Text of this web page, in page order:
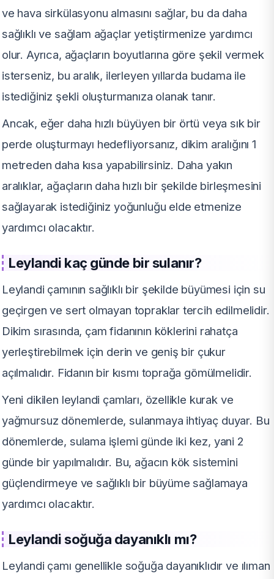
ve hava sirkülasyonu almasını sağlar, bu da daha
sağlıklı ve sağlam ağaçlar yetiştirmenize yardımcı
olur. Ayrıca, ağaçların boyutlarına göre şekil vermek
isterseniz, bu aralık, ilerleyen yıllarda budama ile
istediğiniz şekli oluşturmanıza olanak tanır.
Ancak, eğer daha hızlı büyüyen bir örtü veya sık bir
perde oluşturmayı hedefliyorsanız, dikim aralığını 1
metreden daha kısa yapabilirsiniz. Daha yakın
aralıklar, ağaçların daha hızlı bir şekilde birleşmesini
sağlayarak istediğiniz yoğunluğu elde etmenize
yardımcı olacaktır.
Leylandi kaç günde bir sulanır?
Leylandi çamının sağlıklı bir şekilde büyümesi için su
geçirgen ve sert olmayan topraklar tercih edilmelidir.
Dikim sırasında, çam fidanının köklerini rahatça
yerleştirebilmek için derin ve geniş bir çukur
açılmalıdır. Fidanın bir kısmı toprağa gömülmelidir.
Yeni dikilen leylandi çamları, özellikle kurak ve
yağmursuz dönemlerde, sulanmaya ihtiyaç duyar. Bu
dönemlerde, sulama işlemi günde iki kez, yani 2
günde bir yapılmalıdır. Bu, ağacın kök sistemini
güçlendirmeye ve sağlıklı bir büyüme sağlamaya
yardımcı olacaktır.
Leylandi soğuğa dayanıklı mı?
Leylandi çamı genellikle soğuğa dayanıklıdır ve ılıman